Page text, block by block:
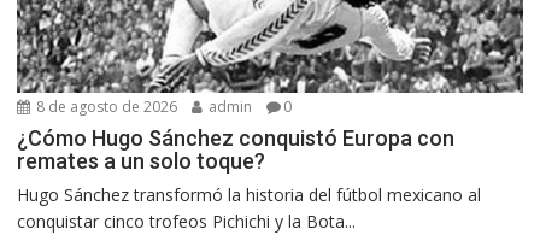
8 de agosto de 2026 admin 0
¿Cómo Hugo Sánchez conquistó Europa con
remates a un solo toque?
Hugo Sánchez transformó la historia del fútbol mexicano al
conquistar cinco trofeos Pichichi y la Bota...